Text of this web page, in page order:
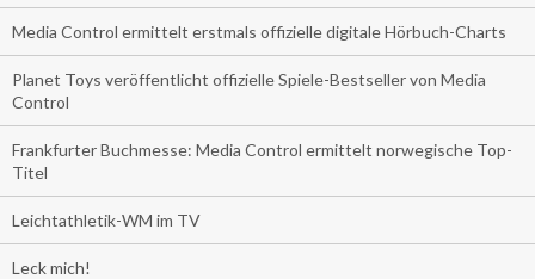
Media Control ermittelt erstmals offizielle digitale Hörbuch-Charts
Planet Toys veröffentlicht offizielle Spiele-Bestseller von Media
Control
Frankfurter Buchmesse: Media Control ermittelt norwegische Top-
Titel
Leichtathletik-WM im TV
Leck mich!